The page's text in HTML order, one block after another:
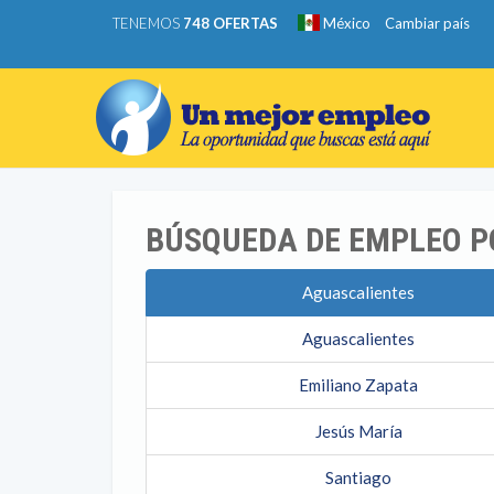
TENEMOS 748 OFERTAS México Cambiar país
BÚSQUEDA DE EMPLEO
Aguascalientes
Aguascalientes
Emiliano Zapata
Jesús María
Santiago